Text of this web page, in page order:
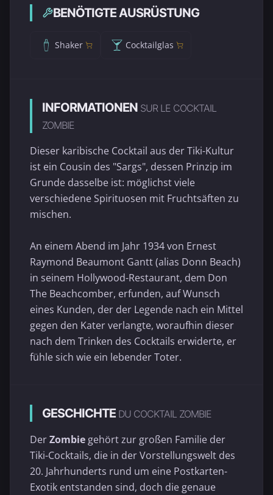
BENÖTIGTE AUSRÜSTUNG
Shaker Cocktailglas
INFORMATIONEN SUR LE COCKTAIL
ZOMBIE
Dieser karibische Cocktail aus der Tiki-Kultur
ist ein Cousin des "Sargs", dessen Prinzip im
Grunde dasselbe ist: möglichst viele
verschiedene Spirituosen mit Fruchtsäften zu
mischen.
An einem Abend im Jahr 1934 von Ernest
Raymond Beaumont Gantt (alias Donn Beach)
in seinem Hollywood-Restaurant, dem Don
The Beachcomber, erfunden, auf Wunsch
eines Kunden, der der Legende nach ein Mittel
gegen den Kater verlangte, woraufhin dieser
nach dem Trinken des Cocktails erwiderte, er
fühle sich wie ein lebender Toter.
GESCHICHTE DU COCKTAIL ZOMBIE
DerZombie gehört zur großen Familie der
Tiki-Cocktails, die in der Vorstellungswelt des
20. Jahrhunderts rund um eine Postkarten-
Exotik entstanden sind, doch die genaue